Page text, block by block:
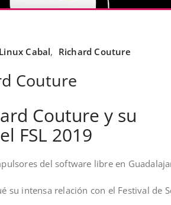
Linux Cabal, Richard Couture
Couture
Couture y su
FSL 2019
del software libre en
su intensa relación con el Festival de